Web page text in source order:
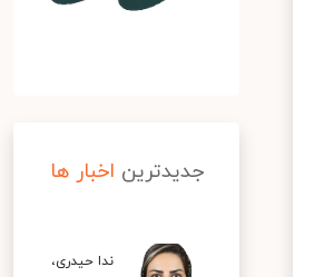
جدیدترین اخبار ها
ندا حیدری،